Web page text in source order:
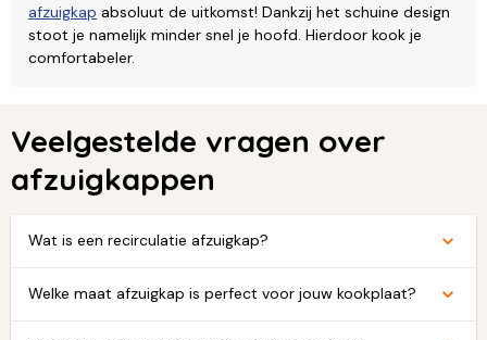
afzuigkap absoluut de uitkomst! Dankzij het schuine design
stoot je namelijk minder snel je hoofd. Hierdoor kook je
comfortabeler.
Veelgestelde vragen over
afzuigkappen
Wat is een recirculatie afzuigkap?
Welke maat afzuigkap is perfect voor jouw kookplaat?